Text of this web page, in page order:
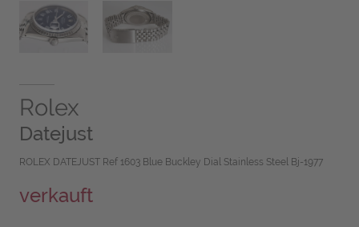
Rolex
Datejust
ROLEX DATEJUST Ref 1603 Blue Buckley Dial Stainless Steel Bj-1977
verkauft